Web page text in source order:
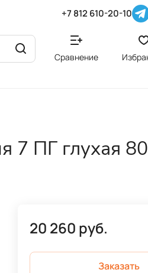
+7 812 610-20-10
Сравнение
7 ПГ глухая
20 260 руб.
Заказать